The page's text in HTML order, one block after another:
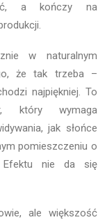
a kończy na
w naturalnym
że tak trzeba –
najpiękniej. To
który wymaga
jak słońce
pomieszczeniu o
Efektu nie da się
ale większość